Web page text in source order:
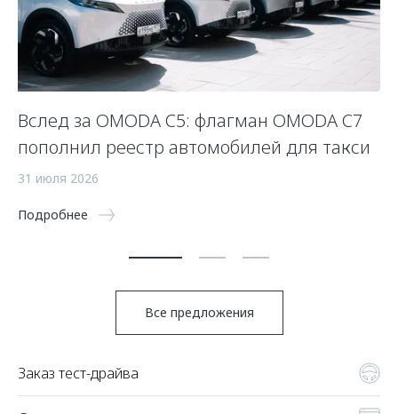
Вслед за OMODA C5: флагман OMODA C7
пополнил реестр автомобилей для такси
31 июля 2026
Подробнее
Все предложения
Заказ тест-драйва